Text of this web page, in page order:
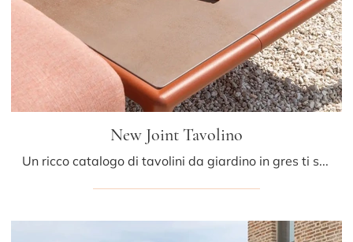
New Joint Tavolino
Un ricco catalogo di tavolini da giardino in gres ti sta aspettando nel nostro showroom: clicca e scopri il modello New Joint Tavolino di Fast.